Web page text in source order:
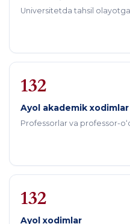
Universitetda tahsil
132
Ayol akademik xodimlar
Professorlar va professor-
132
Ayol xodimlar